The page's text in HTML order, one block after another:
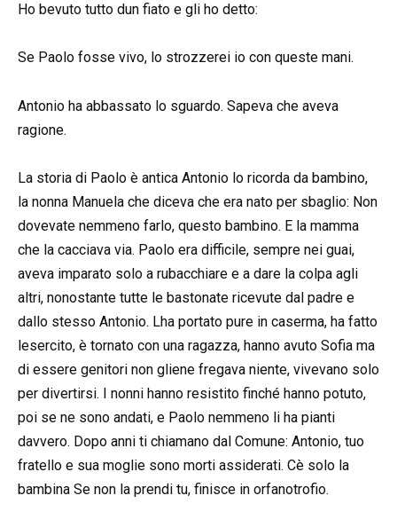
Ho bevuto tutto dun fiato e gli ho detto:
Se Paolo fosse vivo, lo strozzerei io con queste mani.
Antonio ha abbassato lo sguardo. Sapeva che aveva
ragione.
La storia di Paolo è antica Antonio lo ricorda da bambino,
la nonna Manuela che diceva che era nato per sbaglio: Non
dovevate nemmeno farlo, questo bambino. E la mamma
che la cacciava via. Paolo era difficile, sempre nei guai,
aveva imparato solo a rubacchiare e a dare la colpa agli
altri, nonostante tutte le bastonate ricevute dal padre e
dallo stesso Antonio. Lha portato pure in caserma, ha fatto
lesercito, è tornato con una ragazza, hanno avuto Sofia ma
di essere genitori non gliene fregava niente, vivevano solo
per divertirsi. I nonni hanno resistito finché hanno potuto,
poi se ne sono andati, e Paolo nemmeno li ha pianti
davvero. Dopo anni ti chiamano dal Comune: Antonio, tuo
fratello e sua moglie sono morti assiderati. Cè solo la
bambina Se non la prendi tu, finisce in orfanotrofio.